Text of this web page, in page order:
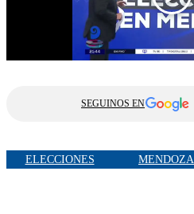
SEGUINOS EN
ELECCIONES MENDOZA